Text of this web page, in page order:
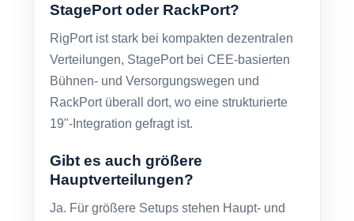
StagePort oder RackPort?
RigPort ist stark bei kompakten dezentralen
Verteilungen, StagePort bei CEE-basierten
Bühnen- und Versorgungswegen und
RackPort überall dort, wo eine strukturierte
19"-Integration gefragt ist.
Gibt es auch größere
Hauptverteilungen?
Ja. Für größere Setups stehen Haupt- und